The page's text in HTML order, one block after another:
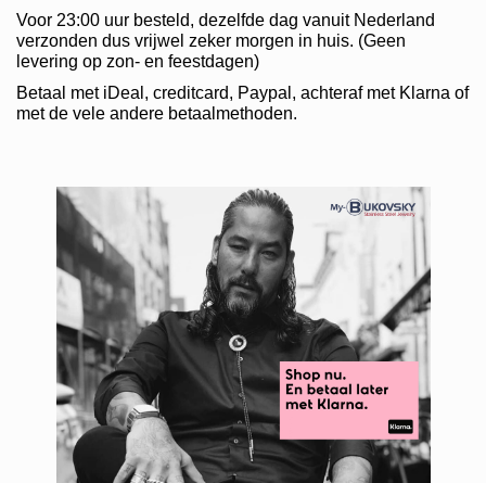
Voor 23:00 uur besteld, dezelfde dag vanuit Nederland
verzonden dus vrijwel zeker morgen in huis. (Geen
levering op zon- en feestdagen)
Betaal met iDeal, creditcard, Paypal, achteraf met Klarna of
met de vele andere betaalmethoden.